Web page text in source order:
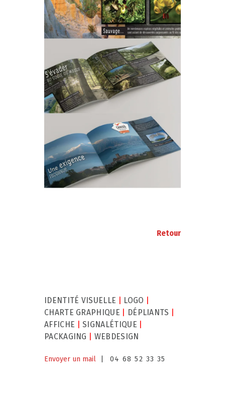
Retour
IDENTITÉ VISUELLE LOGO
CHARTE GRAPHIQUE
DÉPLIANTS
AFFICHE
|SIGNALÉTIQUE
PACKAGING
WEBDESIGN
Envoyer un mail | 04 68 52 33 35